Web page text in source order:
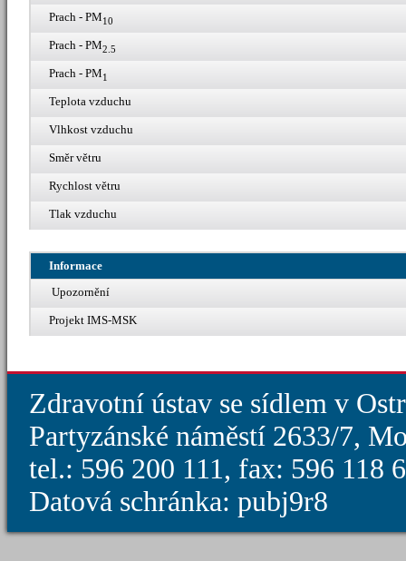
Prach - PM10
Prach - PM2.5
Prach - PM1
Teplota vzduchu
Vlhkost vzduchu
Směr větru
Rychlost větru
Tlak vzduchu
Informace
Upozornění
Projekt IMS-MSK
Zdravotní ústav se sídlem v
Partyzánské náměstí 2633/7,
tel.: 596 200 111, fax: 596 118
Datová schránka: pubj9r8